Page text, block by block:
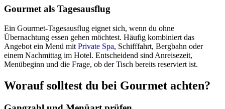
Gourmet als Tagesausflug
Ein Gourmet-Tagesausflug eignet sich, wenn du ohne
Übernachtung essen gehen möchtest. Häufig kombiniert das
Angebot ein Menü mit Private Spa, Schifffahrt, Bergbahn oder
einem Nachmittag im Hotel. Entscheidend sind Anreisezeit,
Menübeginn und die Frage, ob der Tisch bereits reserviert ist.
Worauf solltest du bei Gourmet achten?